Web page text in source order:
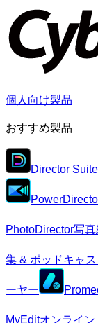
個人向け製品
おすすめ製品
Director Suite
PhotoDirector写
集 & ポッドキャ
ーヤー
MyEditオンライ